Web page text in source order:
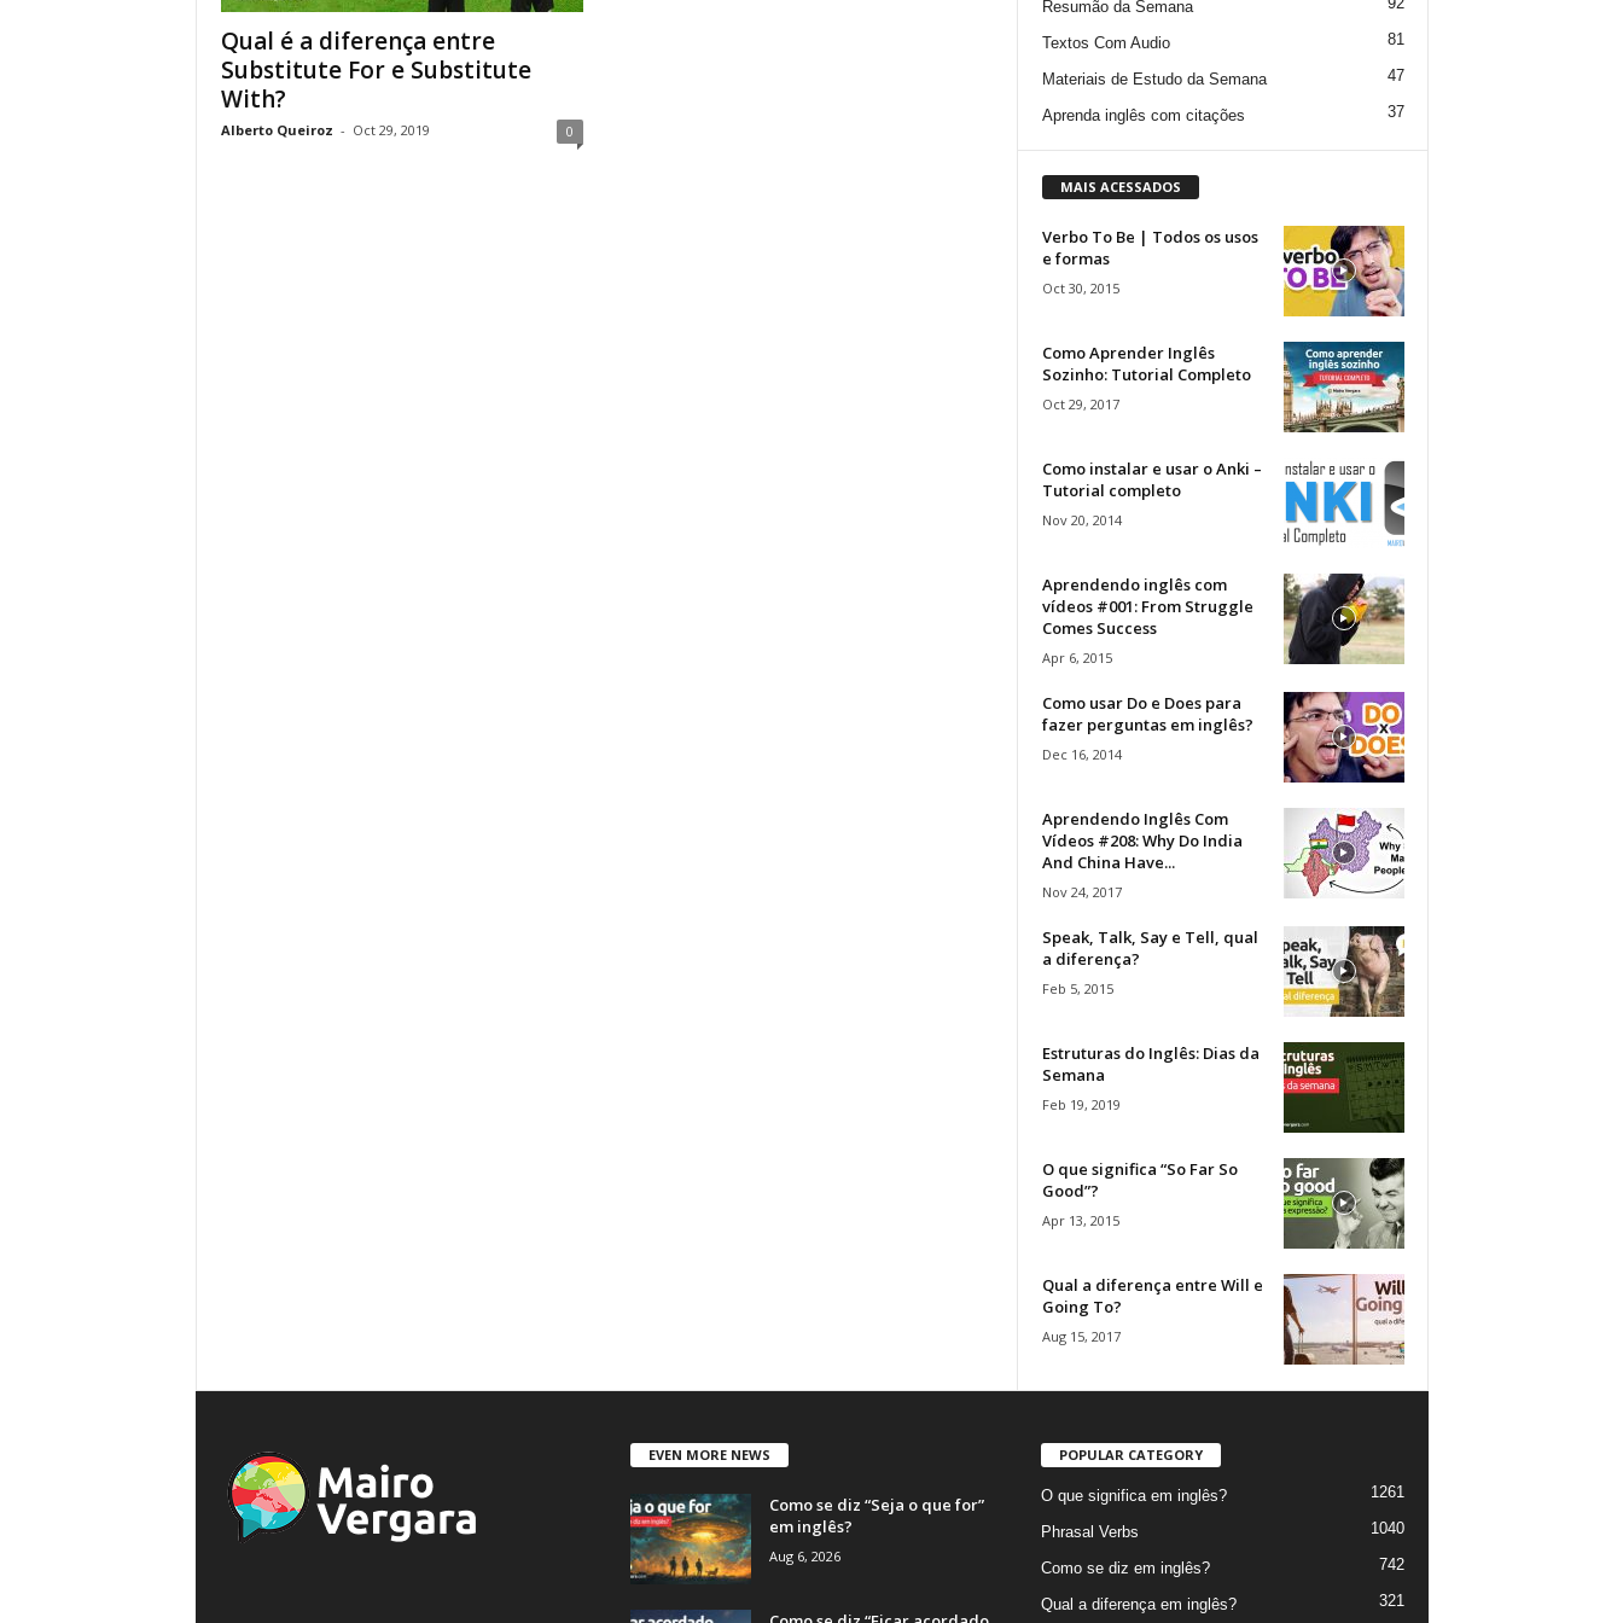
Qual é a diferença entre
Substitute For e Substitute
With?
Alberto Queiroz - Oct 29, 2019 0
Resumão da Semana
Textos Com Audio 81
Materiais de Estudo da Semana 47
Aprenda inglês com citações 37
MAIS ACESSADOS
Verbo To Be | Todos os usos
e formas
Oct 30, 2015
Como Aprender Inglês
Sozinho: Tutorial Completo
Oct 29, 2017
Como instalar e usar o Anki –
Tutorial completo
Nov 20, 2014
Aprendendo inglês com
vídeos #001: From Struggle
Comes Success
Apr 6, 2015
Como usar Do e Does para
fazer perguntas em inglês?
Dec 16, 2014
Aprendendo Inglês Com
Vídeos #208: Why Do India
And China Have...
Nov 24, 2017
Speak, Talk, Say e Tell, qual
a diferença?
Feb 5, 2015
Estruturas do Inglês: Dias da
Semana
Feb 19, 2019
O que significa “So Far So
Good”?
Apr 13, 2015
Qual a diferença entre Will e
Going To?
Aug 15, 2017
EVEN MORE NEWS
Como se diz “Seja o que for”
em inglês?
Aug 6, 2026
POPULAR CATEGORY
O que significa em inglês? 1261
Phrasal Verbs 1040
Como se diz em inglês? 742
Qual a diferença em inglês? 321